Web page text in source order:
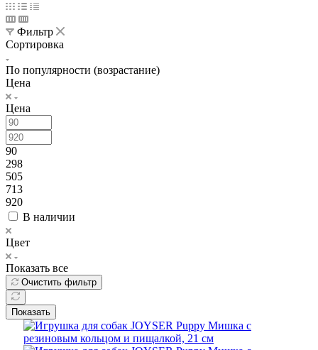
Фильтр
Сортировка
По популярности (возрастание)
Цена
Цена
90
298
505
713
920
В наличии
Цвет
Показать все
Очистить фильтр
Показать